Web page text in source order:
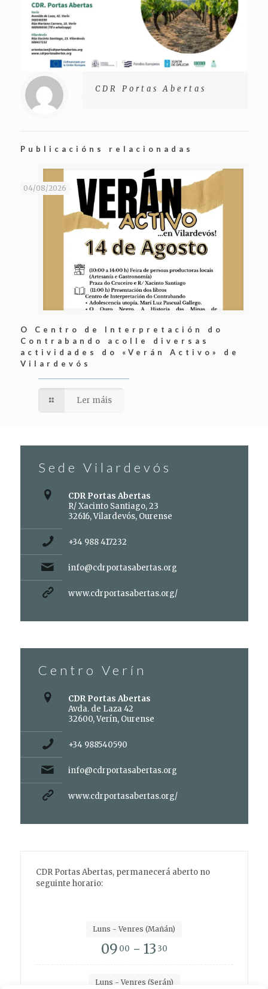
CDR Portas Abertas
Publicacións relacionadas
04/08/2026
O Centro de Interpretación do
Contrabando acolle diversas
actividades do «Verán Activo» de
Vilardevós
Ler máis
Sede Vilardevós
CDR Portas Abertas
R/ Xacinto Santiago, 23
32616, Vilardevós, Ourense
+34 988 417232
info@cdrportasabertas.org
www.cdrportasabertas.org/
Centro Verín
CDR Portas Abertas
Avda. de Laza 42
32600, Verín, Ourense
+34 988540590
info@cdrportasabertas.org
www.cdrportasabertas.org/
CDR Portas Abertas, permanecerá aberto no
seguinte horario:
Luns - Venres (Mañán)
09 00 - 13 30
Luns - Venres (Serán)